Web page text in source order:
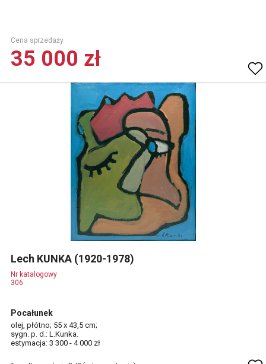
Cena sprzedaży
35 000 zł
Lech KUNKA (1920-1978)
Nr katalogowy
306
Pocałunek
olej, płótno; 55 x 43,5 cm;
sygn. p. d.: L.Kunka.
estymacja: 3 300 - 4 000 zł